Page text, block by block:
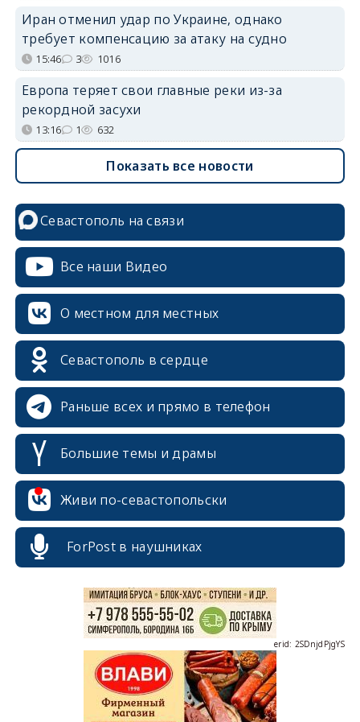
Иран отменил удар по Украине, однако
требует компенсацию за атаку на судно
15:46 3 1016
Европа теряет свои главные реки из-за
рекордной засухи
13:16 1 632
Показать все новости
Севастополь на связи
Все наши Видео
О местном для местных
Севастополь в сердце
Раньше всех и прямо в телефон
Большие темы и драмы
Живи по-севастопольски
ForPost в наушниках
erid: 2SDnjcrDNw6
erid: 2SDnjdvhGXG